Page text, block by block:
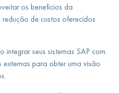
os benefícios da
de custos oferecidos
integrar seus sistemas SAP com
para obter uma visão